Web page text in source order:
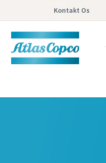
Kontakt Os